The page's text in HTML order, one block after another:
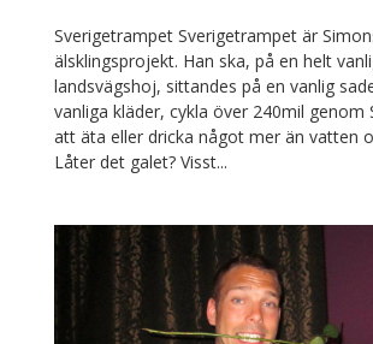
Sverigetrampet Sverigetrampet är
älsklingsprojekt. Han ska, på en helt
landsvägshoj, sittandes på en vanlig
vanliga kläder, cykla över 240mil genom
att äta eller dricka något mer än vatten
Låter det galet? Visst...